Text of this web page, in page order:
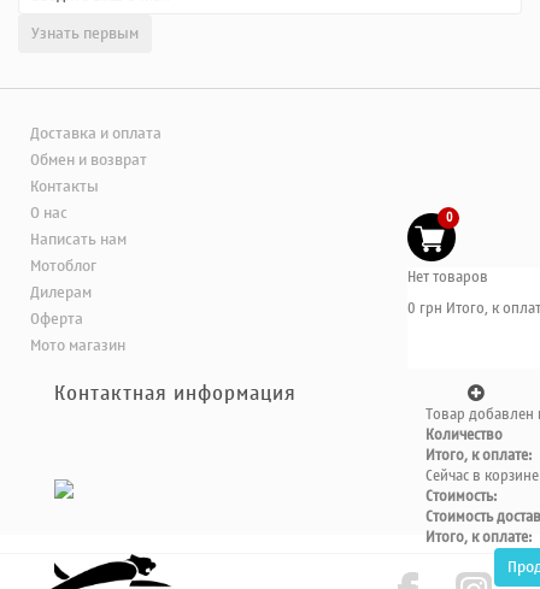
Доставка и оплата
Обмен и возврат
Контакты
О нас
Написать нам
Мотоблог
Дилерам
Оферта
Мото магазин
Контактная информация
0
Нет товаров
0 грн Итого, к
Товар добавлен
Количество
Итого, к оплате:
Сейчас в
Стоимость:
Стоимость
Итого, к оплате: